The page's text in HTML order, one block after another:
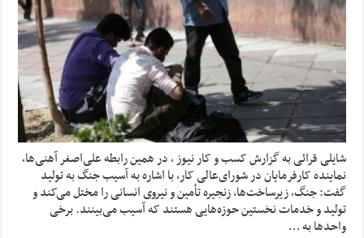
شایلی قرائی به گزارش کسب و کار نیوز ، در همین رابطه علی‌اصغر آهنی‌ها،
نماینده کارفرمایان در شورای‌عالی کار، با اشاره به آسیب جنگ به تولید
گفت: جنگ، زیرساخت‌ها، زنجیره تأمین و نیروی انسانی را مختل می‌کند و
تولید و خدمات نخستین حوزه‌هایی هستند که آسیب می‌بینند. برخی
واحد‌ها به …